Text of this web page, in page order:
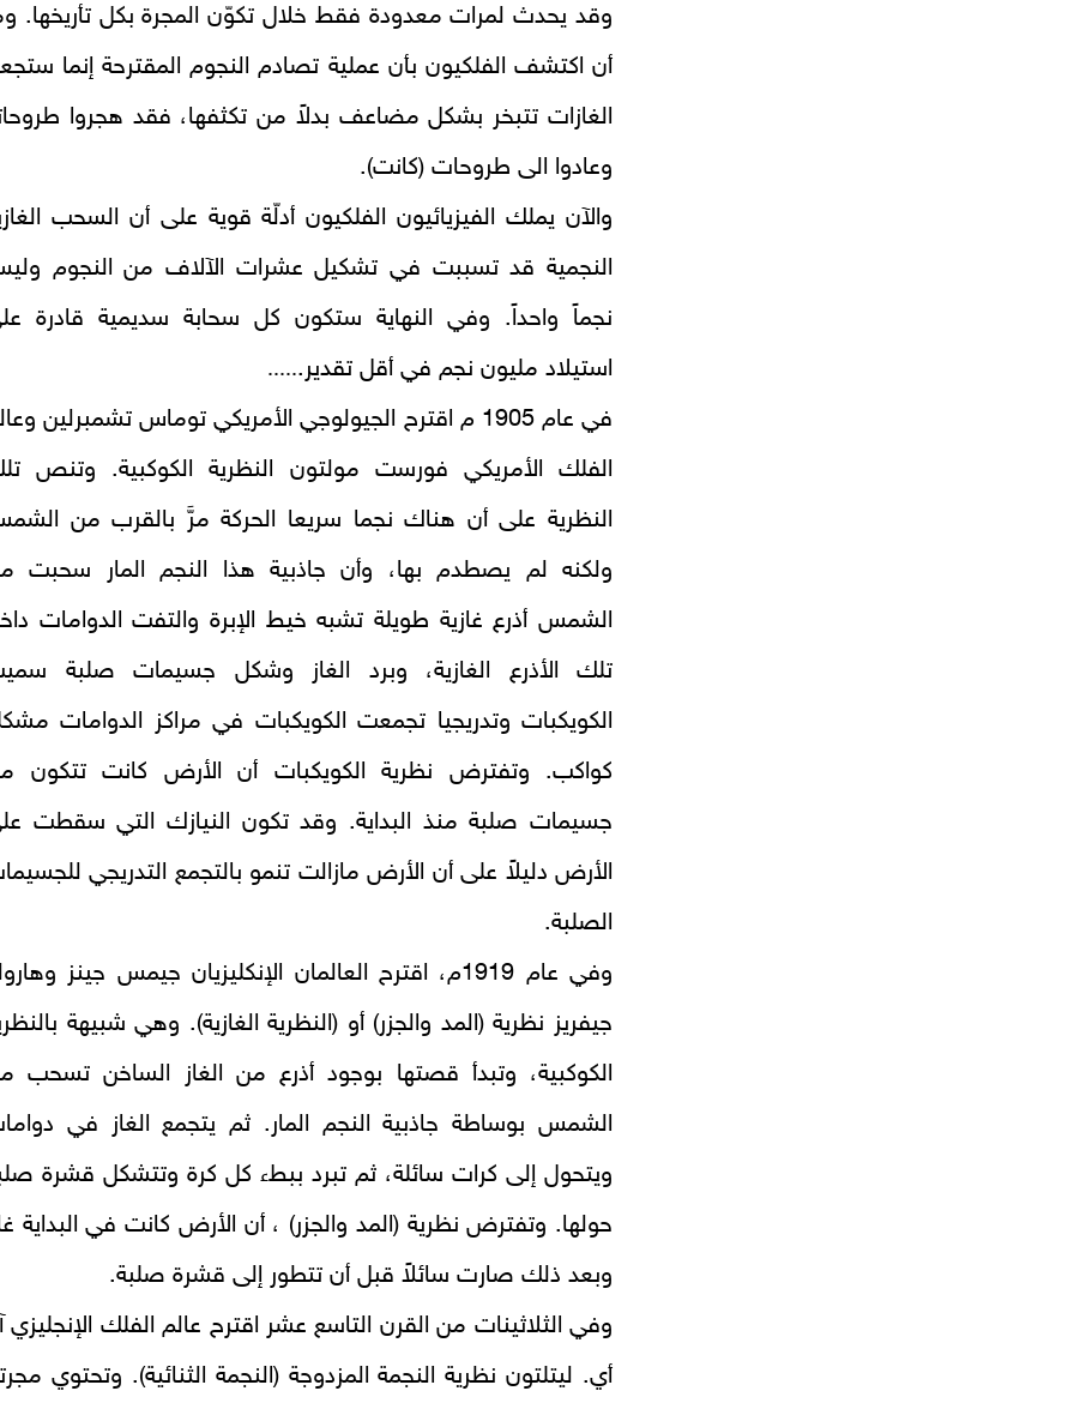
وقد يحدث لمرات معدودة فقط خلال تكوّن المجرة بكل تأريخها.
أن اكتشف الفلكيون بأن عملية تصادم النجوم المقترحة إنما
الغازات تتبخر بشكل مضاعف بدلاً من تكثفها، فقد هجروا
وعادوا الى طروحات (كانت).
والآن يملك الفيزيائيون الفلكيون أدلّة قوية على أن السحب
النجمية قد تسببت في تشكيل عشرات الآلاف من النجوم
نجماً واحداً. وفي النهاية ستكون كل سحابة سديمية قادرة
استيلاد مليون نجم في أقل تقدير......
في عام 1905 م اقترح الجيولوجي الأمريكي توماس تشمبرلين
الفلك الأمريكي فورست مولتون النظرية الكوكبية. وتنص
النظرية على أن هناك نجما سريعا الحركة مرَّ بالقرب من
ولكنه لم يصطدم بها، وأن جاذبية هذا النجم المار سحبت
الشمس أذرع غازية طويلة تشبه خيط الإبرة والتفت الدوامات
تلك الأذرع الغازية، وبرد الغاز وشكل جسيمات صلبة
الكويكبات وتدريجيا تجمعت الكويكبات في مراكز الدوامات
كواكب. وتفترض نظرية الكويكبات أن الأرض كانت تتكون
جسيمات صلبة منذ البداية. وقد تكون النيازك التي سقطت
الأرض دليلاً على أن الأرض مازالت تنمو بالتجمع التدريجي
الصلبة.
وفي عام 1919م، اقترح العالمان الإنكليزيان جيمس جينز
جيفريز نظرية (المد والجزر) أو (النظرية الغازية). وهي شبيهة
الكوكبية، وتبدأ قصتها بوجود أذرع من الغاز الساخن تسحب
الشمس بوساطة جاذبية النجم المار. ثم يتجمع الغاز في
ويتحول إلى كرات سائلة، ثم تبرد ببطء كل كرة وتتشكل قشرة
حولها. وتفترض نظرية (المد والجزر) ، أن الأرض كانت في البداية
وبعد ذلك صارت سائلاً قبل أن تتطور إلى قشرة صلبة.
وفي الثلاثينات من القرن التاسع عشر اقترح عالم الفلك الإنجليزي
أي. ليتلتون نظرية النجمة المزدوجة (النجمة الثنائية). وتحتوي